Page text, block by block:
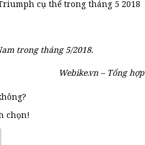
cụ thể trong tháng 5 2018
trong tháng 5/2018.
Webike.vn – Tổng hợp
chọn!